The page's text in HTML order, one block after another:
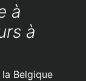
à
à
Belgique